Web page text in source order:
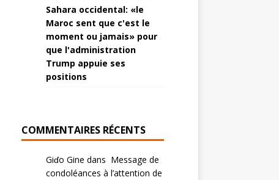
Sahara occidental: «le
Maroc sent que c'est le
moment ou jamais» pour
que l'administration
Trump appuie ses
positions
COMMENTAIRES RÉCENTS
Giɗo Gine dans Message de
condoléances à l’attention de